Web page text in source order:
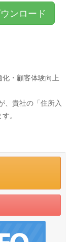
ンロード
・顧客体験向上
、貴社の「住所入
。